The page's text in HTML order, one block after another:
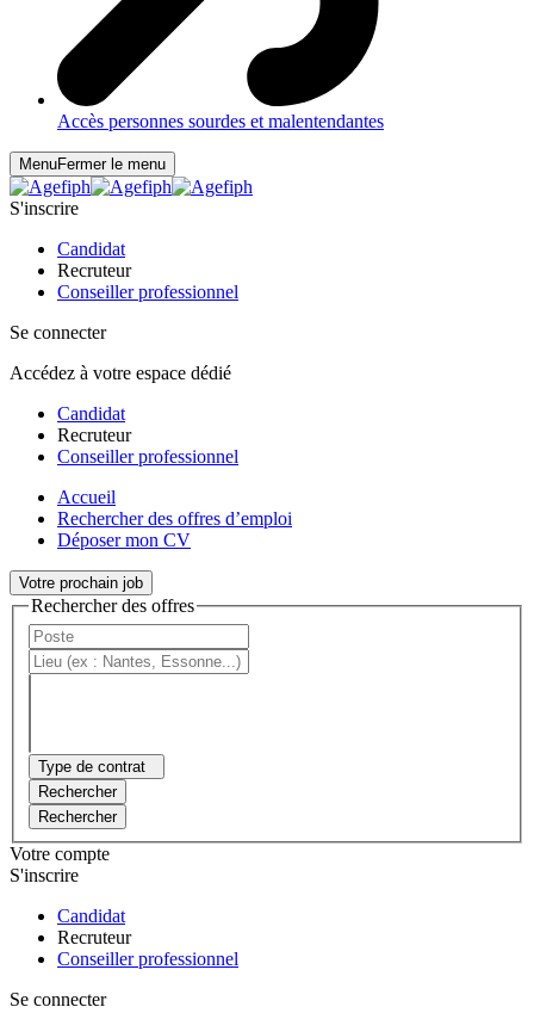
Accès personnes sourdes et malentendantes
MenuFermer le menu
S'inscrire
Candidat
Recruteur
Conseiller professionnel
Se connecter
Accédez à votre espace dédié
Candidat
Recruteur
Conseiller professionnel
Accueil
Rechercher des offres d’emploi
Déposer mon CV
Votre prochain job
Rechercher des offres
Type de contrat
Rechercher
Rechercher
Votre compte
S'inscrire
Candidat
Recruteur
Conseiller professionnel
Se connecter